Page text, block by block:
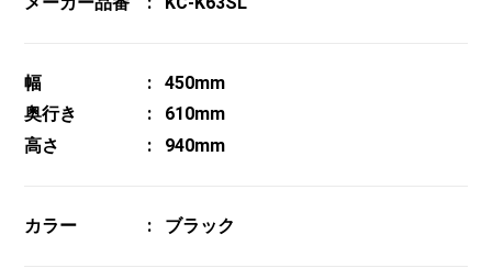
幅
450mm
奥行き
610mm
高さ
940mm
カラー ブラック